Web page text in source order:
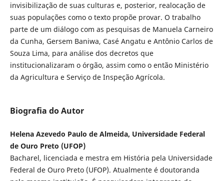
invisibilização de suas culturas e, posterior, realocação de
suas populações como o texto propõe provar. O trabalho
parte de um diálogo com as pesquisas de Manuela Carneiro
da Cunha, Gersem Baniwa, Casé Angatu e Antônio Carlos de
Souza Lima, para análise dos decretos que
institucionalizaram o órgão, assim como o então Ministério
da Agricultura e Serviço de Inspeção Agrícola.
Biografia do Autor
Helena Azevedo Paulo de Almeida, Universidade Federal
de Ouro Preto (UFOP)
Bacharel, licenciada e mestra em História pela Universidade
Federal de Ouro Preto (UFOP). Atualmente é doutoranda